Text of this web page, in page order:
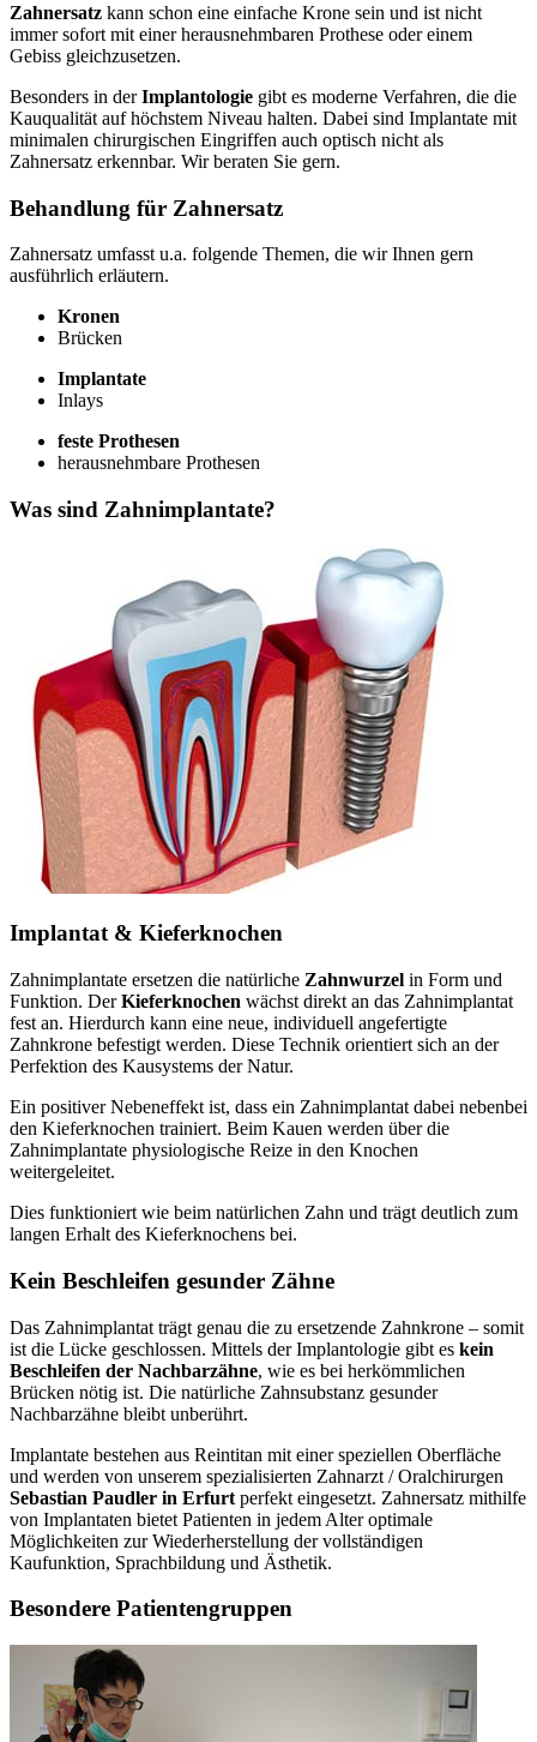
Zahnersatz kann schon eine einfache Krone sein und ist nicht
immer sofort mit einer herausnehmbaren Prothese oder einem
Gebiss gleichzusetzen.
Besonders in derImplantologie gibt es moderne Verfahren, die die
Kauqualität auf höchstem Niveau halten. Dabei sind Implantate mit
minimalen chirurgischen Eingriffen auch optisch nicht als
Zahnersatz erkennbar. Wir beraten Sie gern.
Behandlung für Zahnersatz
Zahnersatz umfasst u.a. folgende Themen, die wir Ihnen gern
ausführlich erläutern.
Kronen
Brücken
Implantate
Inlays
feste Prothesen
herausnehmbare Prothesen
Was sind Zahnimplantate?
Implantat & Kieferknochen
Zahnimplantate ersetzen die natürliche Zahnwurzel in Form und
Funktion. DerKieferknochen wächst direkt an das Zahnimplantat
fest an. Hierdurch kann eine neue, individuell angefertigte
Zahnkrone befestigt werden. Diese Technik orientiert sich an der
Perfektion des Kausystems der Natur.
Ein positiver Nebeneffekt ist, dass ein Zahnimplantat dabei nebenbei
den Kieferknochen trainiert. Beim Kauen werden über die
Zahnimplantate physiologische Reize in den Knochen
weitergeleitet.
Dies funktioniert wie beim natürlichen Zahn und trägt deutlich zum
langen Erhalt des Kieferknochens bei.
Kein Beschleifen gesunder Zähne
Das Zahnimplantat trägt genau die zu ersetzende Zahnkrone – somit
ist die Lücke geschlossen. Mittels der Implantologie gibt es kein
Beschleifen der Nachbarzähne, wie es bei herkömmlichen
Brücken nötig ist. Die natürliche Zahnsubstanz gesunder
Nachbarzähne bleibt unberührt.
Implantate bestehen aus Reintitan mit einer speziellen Oberfläche
und werden von unserem spezialisierten Zahnarzt / Oralchirurgen
Sebastian Paudler in Erfurt perfekt eingesetzt. Zahnersatz mithilfe
von Implantaten bietet Patienten in jedem Alter optimale
Möglichkeiten zur Wiederherstellung der vollständigen
Kaufunktion, Sprachbildung und Ästhetik.
Besondere Patientengruppen